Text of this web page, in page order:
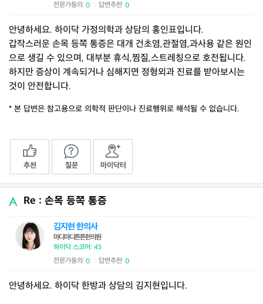
전문가동의 0 답변추천 0
안녕하세요. 하이닥 가정의학과 상담의 홍인표입니다.
갑작스러운 손목 등쪽 통증은 대개 건초염,관절염,과사용 같은 원인
으로 생길 수 있으며, 대부분 휴식,찜질,스트레칭으로 호전됩니다.
하지만 증상이 계속되거나 심해지면 정형외과 진료를 받아보시는
것이 안전합니다.
* 본 답변은 참고용으로 의학적 판단이나 진료행위로 해석될 수 없습니다.
추천 질문 마이닥터
Re : 손목 등쪽 통증
김지현 한의사
마디마디튼튼한의원
하이닥 스코어: 45
전문가동의 0 답변추천 0
안녕하세요. 하이닥 한방과 상담의 김지현입니다.